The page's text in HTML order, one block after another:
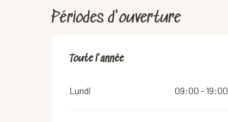
Périodes d'ouverture
Toute l'année
Toute l'année
Lundi 09:00 - 19:00